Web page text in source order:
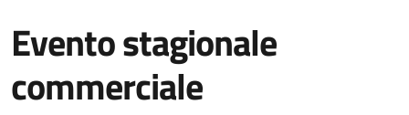
Evento stagionale
commerciale